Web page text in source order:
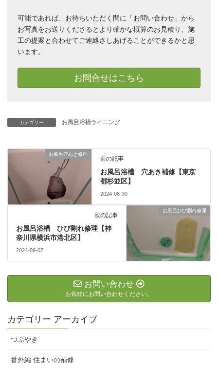
可能であれば、お待ちいただく間に「お問い合わせ」から
お写真をお送りくださるとより確かな概算のお見積り、施
工の提案と合わせてご連絡さしあげることができるかと思
います。
お問合せはこちら
カテゴリー お風呂浴槽ライニング
お風呂穴あき修理
前の記事
お風呂浴槽 穴あき補修【東京
都杉並区】
2024-06-30
お風呂ひび割れ修理
次の記事
お風呂浴槽 ひび割れ修理【神
奈川県横浜市港北区】
2024-09-07
お問い合わせ
お気軽にお問い合わせください。
カテゴリー アーカイブ
つぶやき
番外編 住まいの補修